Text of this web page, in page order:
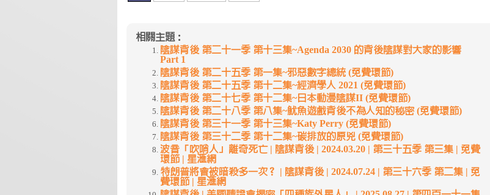
相關主題：
陰謀背後 第二十一季 第十三集~Agenda 2030 的背後陰謀對大家的影響
Part 1
陰謀背後 第二十五季 第一集~邪惡數字總統 (免費環節)
陰謀背後 第二十五季 第十二集~經濟學人 2021 (免費環節)
陰謀背後 第二十七季 第十二集~日本動漫陰謀II (免費環節)
陰謀背後 第二十八季 第八集~魷魚遊戲背後不為人知的秘密 (免費環節)
陰謀背後 第三十一季 第十三集~Katy Perry (免費環節)
陰謀背後 第三十二季 第十二集~碳排放的原兇 (免費環節)
波音「吹哨人」離奇死亡 | 陰謀背後 | 2024.03.20 | 第三十五季 第三集 | 免費
環節 | 星滙網
特朗普將會被暗殺多一次？ | 陰謀背後 | 2024.07.24 | 第三十六季 第二集 | 免
費環節 | 星滙網